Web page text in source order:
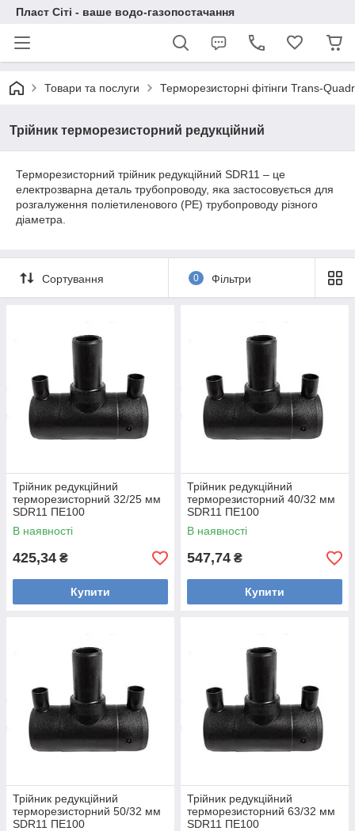
Пласт Сіті - ваше водо-газопостачання
Товари та послуги Терморезисторні фітінги Trans-
Трійник терморезисторний редукційний
Терморезисторний трійник редукційний SDR11 – це
електрозварна деталь трубопроводу, яка застосовується для
розгалуження поліетиленового (PE) трубопроводу різного
діаметра.
Сортування 0 Фільтри
Трійник редукційний
терморезисторний 32/25 мм
SDR11 ПЕ100
В наявності
425,34 ₴
Купити
Трійник редукційний
терморезисторний 40/32 мм
SDR11 ПЕ100
В наявності
547,74 ₴
Купити
Трійник редукційний
терморезисторний 50/32 мм
SDR11 ПЕ100
Трійник редукційний
терморезисторний 63/32 мм
SDR11 ПЕ100